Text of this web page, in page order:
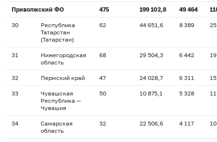
Приволжский ФО 475 199 102,8 49 464
30
Республика
Татарстан
(Татарстан)
62 44 651,6 8 389
31
Нижегородская
область
68 29 504,3 6 442
32 Пермский край 47 24 028,7 6 311
33
Чувашская
Республика —
Чувашия
50 10 875,1 5 328
34
Самарская
область
32 22 506,6 4 117